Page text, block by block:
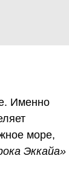
Именно
море,
Эккайа»